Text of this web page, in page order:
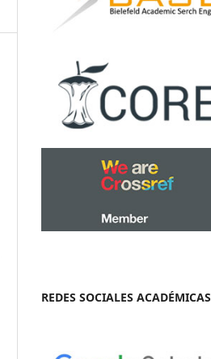
REDES SOCIALES ACADÉMICAS